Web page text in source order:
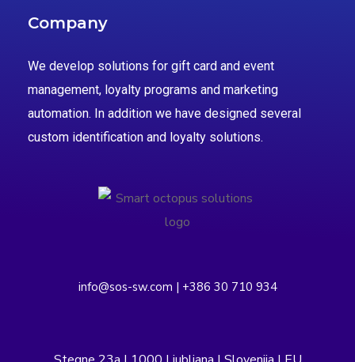
Company
We develop solutions for gift card and event
management, loyalty programs and marketing
automation. In addition we have designed several
custom identification and loyalty solutions.
info@sos-sw.com | +386 30 710 934